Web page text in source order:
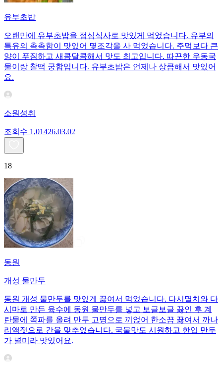
유부초밥
오랜만에 유부초밥을 점심식사로 맛있게 먹었습니다. 유부의
특유의 촉촉함이 맛있어 몇조각을 사 먹었습니다. 주먹보다 큰
양이 푸짐하고 새콤달콤해서 맛도 최고입니다. 따끈한 우동국
물이랑 찰떡 궁합입니다. 유부초밥은 언제나 상큼해서 맛있어
요.
소원성취
조회수 1,01426.03.02
18
동원
개성 물만두
동원 개성 물만두를 맛있게 끓여서 먹었습니다. 다시멸치와 다
시마로 만든 육수에 동원 물만두를 넣고 보글보글 끓인 후 계
란물에 쪽파를 올려 만두 고명으로 끼얹어 한소끔 끓여서 까나
리액젓으로 간을 맞추었습니다. 국물맛도 시원하고 한입 만두
가 별미라 맛있어요.